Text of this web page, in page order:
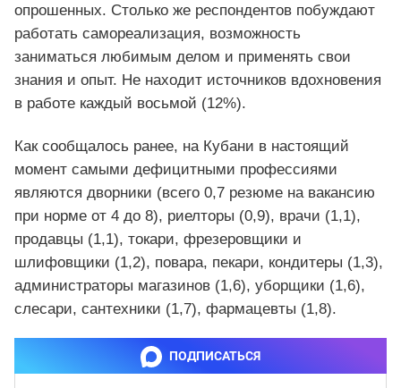
опрошенных. Столько же респондентов побуждают
работать самореализация, возможность
заниматься любимым делом и применять свои
знания и опыт. Не находит источников вдохновения
в работе каждый восьмой (12%).
Как сообщалось ранее, на Кубани в настоящий
момент самыми дефицитными профессиями
являются дворники (всего 0,7 резюме на вакансию
при норме от 4 до 8), риелторы (0,9), врачи (1,1),
продавцы (1,1), токари, фрезеровщики и
шлифовщики (1,2), повара, пекари, кондитеры (1,3),
администраторы магазинов (1,6), уборщики (1,6),
слесари, сантехники (1,7), фармацевты (1,8).
ПОДПИСАТЬСЯ